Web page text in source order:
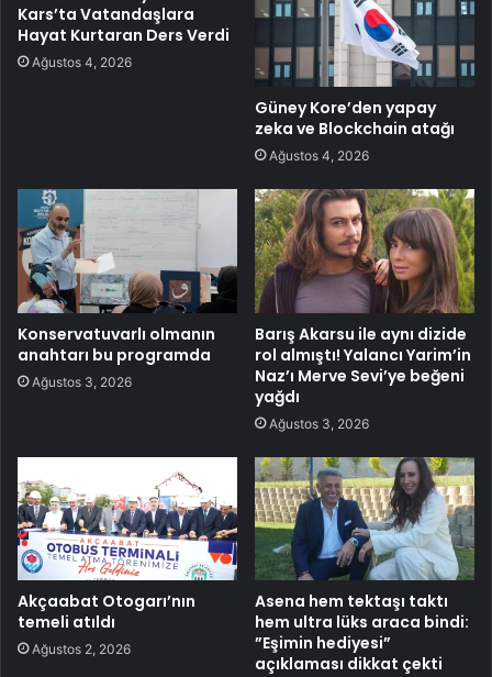
Kars’ta Vatandaşlara
Hayat Kurtaran Ders Verdi
Ağustos 4, 2026
Güney Kore’den yapay
zeka ve Blockchain atağı
Ağustos 4, 2026
Konservatuvarlı olmanın
anahtarı bu programda
Ağustos 3, 2026
Barış Akarsu ile aynı dizide
rol almıştı! Yalancı Yarim’in
Naz’ı Merve Sevi’ye beğeni
yağdı
Ağustos 3, 2026
Akçaabat Otogarı’nın
temeli atıldı
Ağustos 2, 2026
Asena hem tektaşı taktı
hem ultra lüks araca bindi:
”Eşimin hediyesi”
açıklaması dikkat çekti